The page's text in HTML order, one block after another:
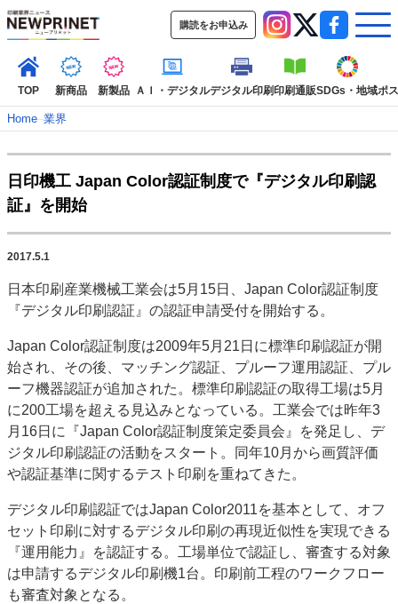
購読をお申込み
TOP 新商品 新製品 ＡＩ・デジタルデジタル印刷印刷通販SDGs・地域ポ
TOP
新着記事
インタビュー
SDGs・地域
ポストプレス ビジネス イベント 信用情報
特集記事カテゴリー一覧
2022 見える化・MIS特集
特集・デジタル印刷 アイデアで勝負！ ～多様なビジネス・多彩な商材～
JAPAN PACK 2023 特集
中古印刷機・製本機特集
2022 検査・校正特集
特集・デジタル印刷 ～ 新成長軌道を描く
案内
発刊案内
JFPI印刷用語集 印刷機材年鑑
運営
会社案内
購読・購入申し込み
Home–業界
日印機工 Japan Color認証制度で『デジタル印刷認
証』を開始
2017.5.1
日本印刷産業機械工業会は5月15日、Japan Color認証制度
『デジタル印刷認証』の認証申請受付を開始する。
Japan Color認証制度は2009年5月21日に標準印刷認証が開
始され、その後、マッチング認証、プルーフ運用認証、プル
ーフ機器認証が追加された。標準印刷認証の取得工場は5月
に200工場を超える見込みとなっている。工業会では昨年3
月16日に『Japan Color認証制度策定委員会』を発足し、デ
ジタル印刷認証の活動をスタート。同年10月から画質評価
や認証基準に関するテスト印刷を重ねてきた。
デジタル印刷認証ではJapan Color2011を基本として、オフ
セット印刷に対するデジタル印刷の再現近似性を実現できる
『運用能力』を認証する。工場単位で認証し、審査する対象
は申請するデジタル印刷機1台。印刷前工程のワークフロー
も審査対象となる。